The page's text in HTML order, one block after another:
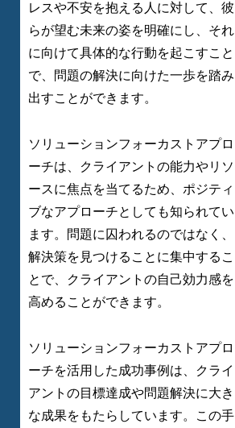
レスや不安を抱える人に対して、彼
らが望む未来の姿を明確にし、それ
に向けて具体的な行動を起こすこと
で、問題の解決に向けた一歩を踏み
出すことができます。
ソリューションフォーカストアプロ
ーチは、クライアントの能力やリソ
ースに焦点を当てるため、ポジティ
ブなアプローチとしても知られてい
ます。問題に囚われるのではなく、
解決策を見つけることに集中するこ
とで、クライアントの自己効力感を
高めることができます。
ソリューションフォーカストアプロ
ーチを活用した成功事例は、クライ
アントの目標達成や問題解決に大き
な成果をもたらしています。この手